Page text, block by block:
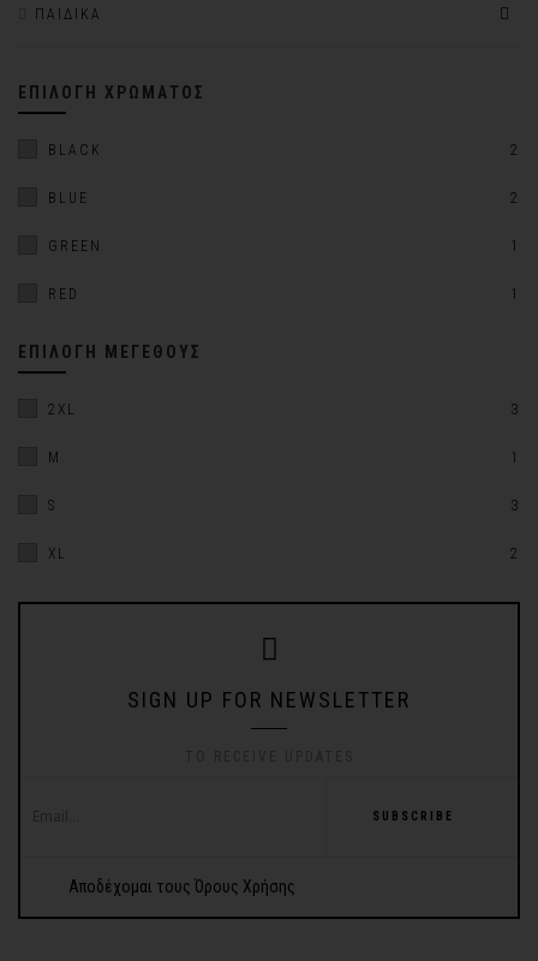
ΠΑΙΔΙΚΆ
ΕΠΙΛΟΓΉ ΧΡΏΜΑΤΟΣ
BLACK 2
BLUE 2
GREEN 1
RED 1
ΕΠΙΛΟΓΉ ΜΕΓΈΘΟΥΣ
2XL 3
M 1
S 3
XL 2
SIGN UP FOR NEWSLETTER
SUBSCRIBE
Αποδέχομαι τους Όρους Χρήσης